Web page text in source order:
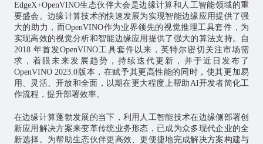
EdgeX+OpenVINO生态伙伴大会是边缘计算和人工智能领域的重
要盛会。边缘计算技术的快速发展为实现智能边缘应用提供了强
大的助力，而OpenVINO作为业界领先的视觉推理工具套件，为
实现高效的视觉分析和智能边缘应用提供了强大的算法支持。自
2018 年首发OpenVINO工具套件以来，英特尔密切关注市场需
求，着眼未来发展趋势，持续迭代更新，并于近日发布了
OpenVINO 2023.0版本，在赋予其更高性能的同时，使其更加易
用、灵活、开放和全面，以期在更大程度上帮助AI开发者简化工
作流程，提升部署效率。
在边缘计算蓬勃发展的当下，利用人工智能技术在边缘侧部署创
新应用解决方案来变革传统业务形态，已成为众多现代企业的全
新选择。为帮助生态伙伴更高效、更便捷地完成解决方案构建与